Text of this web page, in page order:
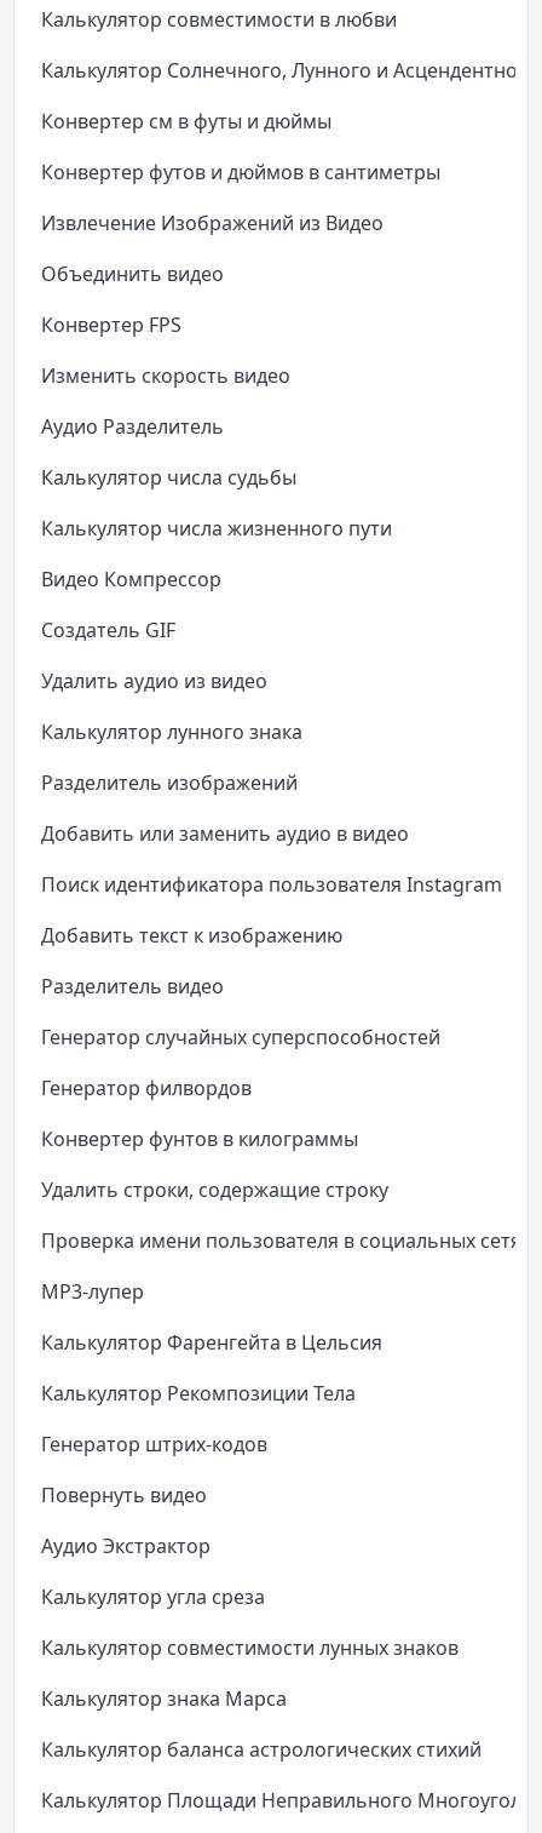
Калькулятор совместимости в любви
Калькулятор Солнечного, Лунного и Асцендентного
Конвертер см в футы и дюймы
Конвертер футов и дюймов в сантиметры
Извлечение Изображений из Видео
Объединить видео
Конвертер FPS
Изменить скорость видео
Аудио Разделитель
Калькулятор числа судьбы
Калькулятор числа жизненного пути
Видео Компрессор
Создатель GIF
Удалить аудио из видео
Калькулятор лунного знака
Разделитель изображений
Добавить или заменить аудио в видео
Поиск идентификатора пользователя Instagram
Добавить текст к изображению
Разделитель видео
Генератор случайных суперспособностей
Генератор филвордов
Конвертер фунтов в килограммы
Удалить строки, содержащие строку
Проверка имени пользователя в социальных сетях
MP3-лупер
Калькулятор Фаренгейта в Цельсия
Калькулятор Рекомпозиции Тела
Генератор штрих-кодов
Повернуть видео
Аудио Экстрактор
Калькулятор угла среза
Калькулятор совместимости лунных знаков
Калькулятор знака Марса
Калькулятор баланса астрологических стихий
Калькулятор Площади Неправильного